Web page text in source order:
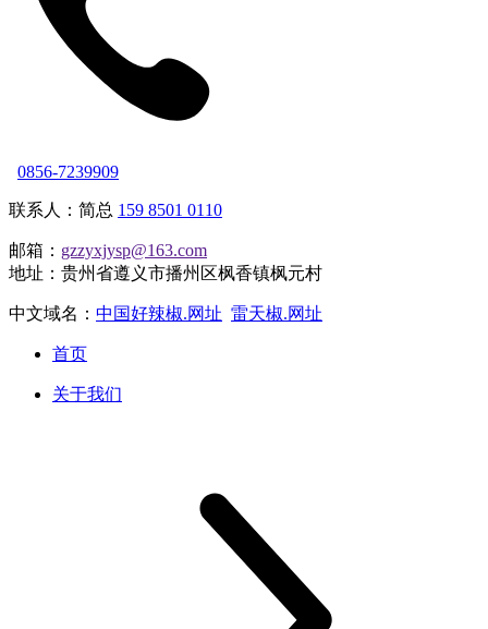
0856-7239909
联系人：简总 159 8501 0110
邮箱： gzzyxjysp@163.com
地址：贵州省遵义市播州区枫香镇枫元村
中文域名： 中国好辣椒.网址 雷天椒.网址
首页
关于我们